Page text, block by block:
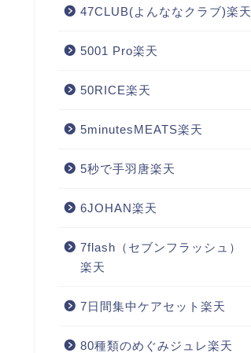
47CLUB(よんななクラブ)楽天
5001 Pro楽天
50RICE楽天
5minutesMEATS楽天
5秒で手羽唐楽天
6JOHAN楽天
7flash（セブンフラッシュ）
楽天
7日間集中ケアセット楽天
80種類のめぐみジュレ楽天